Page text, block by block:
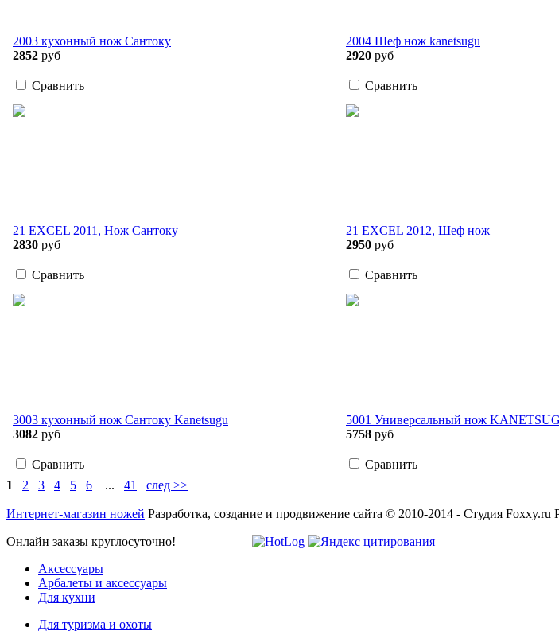
2003 кухонный нож Сантоку
2852 руб
Сравнить
2004 Шеф нож kanetsugu
2920 руб
Сравнить
21 EXCEL 2011, Нож Сантоку
2830 руб
Сравнить
21 EXCEL 2012, Шеф нож
2950 руб
Сравнить
3003 кухонный нож Сантоку Kanetsugu
3082 руб
Сравнить
5001 Универсальный нож
5758 руб
Сравнить
1
2 3 4 5 6 ... 41 след >>
Интернет-магазин ножей Разработка, создание и продвижение сайта © 2010-2014 - Студия Foxxy.ru
Онлайн заказы круглосуточно!
Аксессуары
Арбалеты и аксессуары
Для кухни
Для туризма и охоты